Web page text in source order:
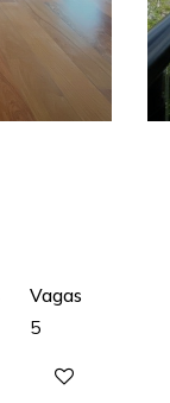
Vagas
5